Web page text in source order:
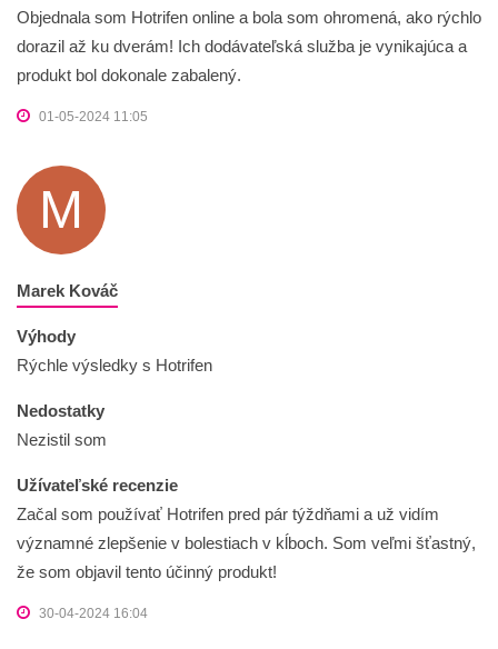
Objednala som Hotrifen online a bola som ohromená, ako rýchlo
dorazil až ku dverám! Ich dodávateľská služba je vynikajúca a
produkt bol dokonale zabalený.
01-05-2024 11:05
M
Marek Kováč
Výhody
Rýchle výsledky s Hotrifen
Nedostatky
Nezistil som
Užívateľské recenzie
Začal som používať Hotrifen pred pár týždňami a už vidím
významné zlepšenie v bolestiach v kĺboch. Som veľmi šťastný,
že som objavil tento účinný produkt!
30-04-2024 16:04